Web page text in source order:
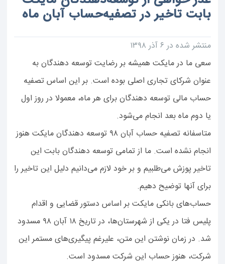
بابت تاخیر در تصفیه‌حساب آبان ماه
منتشر شده در ۶ آذر ۱۳۹۸
سعی ما در مایکت همیشه بر رضایت توسعه دهندگان به
عنوان شرکای تجاری اصلی بوده است. بر این اساس تصفیه
حساب مالی توسعه دهندگان برای هر ماه، معمولا در روز اول
یا دوم ماه بعد انجام می‌شود.
متاسفانه تصفیه حساب آبان ۹۸ توسعه دهندگان مایکت هنوز
انجام نشده است. ما از تمامی توسعه دهندگان بابت این
تاخیر پوزش می‌طلبیم و بر خود لازم می‌دانیم دلیل این تاخیر را
برای آنها توضیح دهیم.
حساب‌های بانکی مایکت بر اساس دستور قضایی و اقدام
پلیس فتا در یکی از شهرستان‌ها، در تاریخ ۱۸ آبان ۹۸ مسدود
شد. در زمان نوشتن این متن، علیرغم پیگیری‌های مستمر این
شرکت، هنوز حساب این شرکت مسدود است.